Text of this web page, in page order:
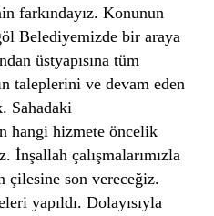
farkındayız. Konunun
Belediyemizde bir araya
üstyapısına tüm
taleplerini ve devam eden
Sahadaki
hangi hizmete öncelik
İnşallah çalışmalarımızla
son vereceğiz.
yapıldı. Dolayısıyla